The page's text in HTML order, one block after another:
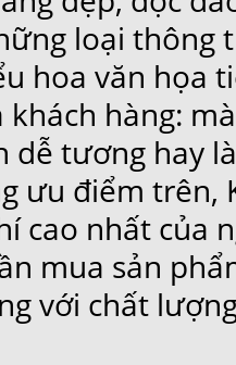
loại thông
hoa văn họa
khách hàng:
dễ tương hay
ưu điểm trên,
cao nhất của
mua sản
với chất